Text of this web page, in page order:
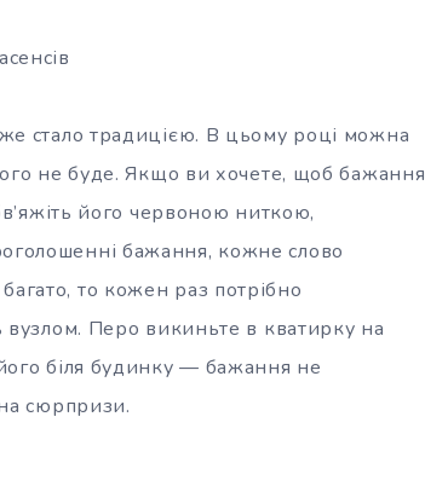
стало традицією. В цьому році можна
не буде. Якщо ви хочете, щоб бажання
його червоною ниткою,
бажання, кожне слово
то кожен раз потрібно
вузлом. Перо викиньте в кватирку на
біля будинку — бажання не
сюрпризи.